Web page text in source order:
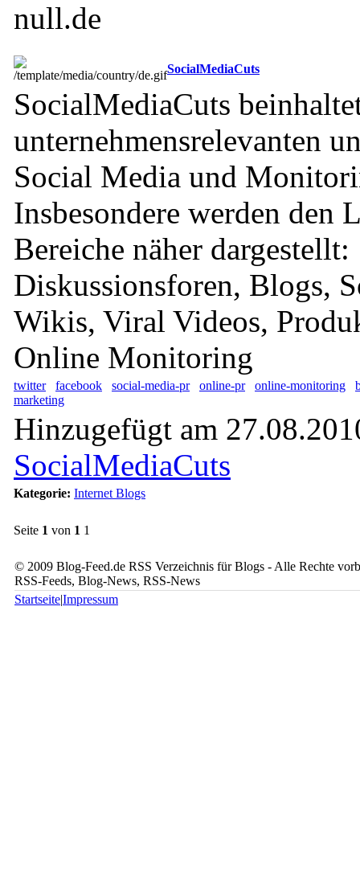
null.de
SocialMediaCuts
SocialMediaCuts
unternehmensrelevanten
Social Media und
Insbesondere werden den
Bereiche näher dargestellt:
Diskussionsforen, Blogs,
Wikis, Viral Videos,
Online Monitoring
twitter facebook social-media-pr online-pr online-monitoring
marketing
Hinzugefügt am
SocialMediaCuts
Kategorie: Internet Blogs
Seite 1 von 1 1
© 2009 Blog-Feed.de RSS Verzeichnis für Blogs - Alle Rechte
RSS-Feeds, Blog-News, RSS-News
Startseite|Impressum